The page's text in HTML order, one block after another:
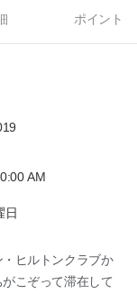
ポイント
AM
日
ヒルトンクラブか
こぞって滞在して